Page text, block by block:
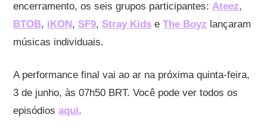
encerramento, os seis grupos participantes:Ateez,
BTOB, iKON ,SF9,Stray Kids eThe Boyz lançaram
músicas individuais.
A performance final vai ao ar na próxima quinta-feira,
3 de junho, às 07h50 BRT. Você pode ver todos os
episódiosaqui.